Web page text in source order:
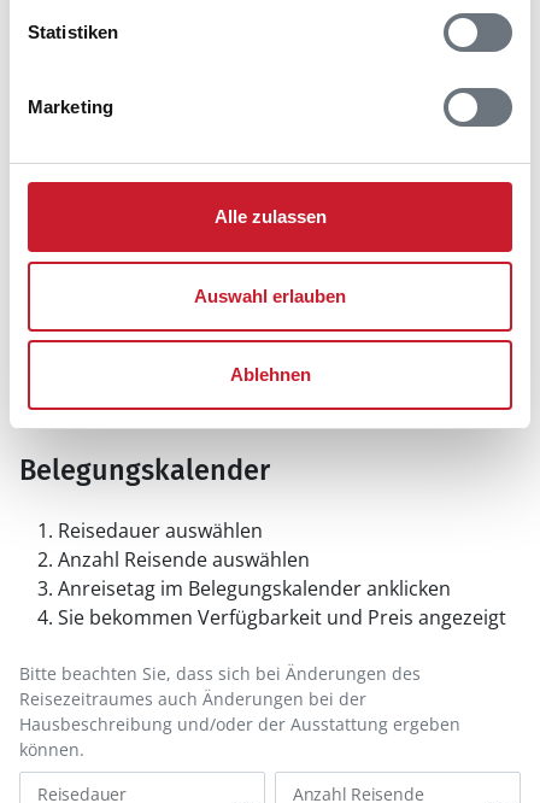
Statistiken
Marketing
Alle zulassen
Auswahl erlauben
Ablehnen
Belegungskalender
Reisedauer auswählen
Anzahl Reisende auswählen
Anreisetag im Belegungskalender anklicken
Sie bekommen Verfügbarkeit und Preis angezeigt
Reisedauer Anzahl Reisende
Bitte beachten Sie, dass sich bei Änderungen des
Reisezeitraumes auch Änderungen bei der
Hausbeschreibung und/oder der Ausstattung ergeben
können.